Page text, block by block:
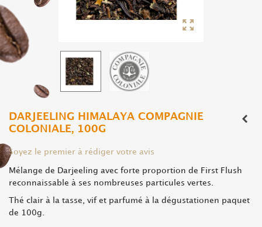
DARJEELING HIMALAYA COMPAGNIE
COLONIALE, 100G
Soyez le premier à rédiger votre avis
Mélange de Darjeeling avec forte proportion de First Flush
reconnaissable à ses nombreuses particules vertes.
Thé clair à la tasse, vif et parfumé à la dégustationen paquet
de 100g.